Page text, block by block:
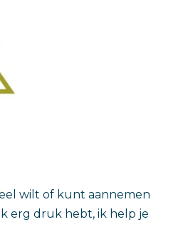
wilt of kunt aannemen
erg druk hebt, ik help je